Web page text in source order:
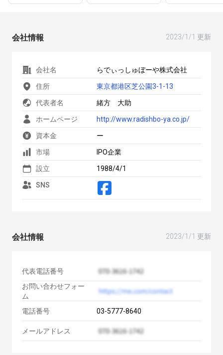
会社情報 2023/1/1 更新
会社名 らでぃっしゅぼーや株式会社
住所 東京都港区芝公園3-1-13
代表者名 緒方 大助
ホームページ http://www.radishbo-ya.co.jp/
資本金 ー
市場 IPO企業
設立 1988/4/1
SNS
会社情報 2023/1/1 更新
代表電話番号
お問い合わせフォー
ム
電話番号
03-5777-8640
メールアドレス